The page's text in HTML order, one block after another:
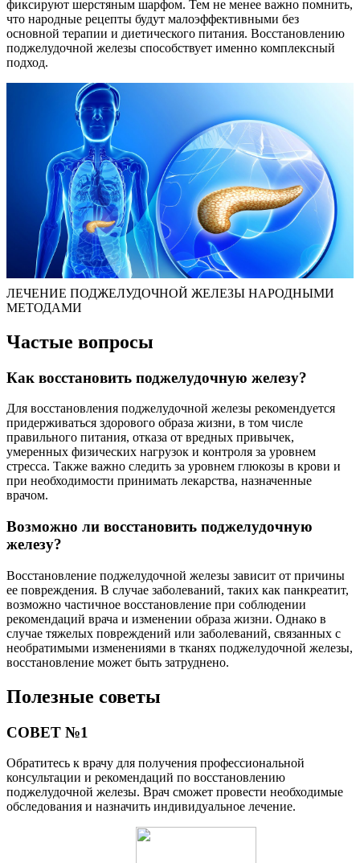
фиксируют шерстяным шарфом. Тем не менее важно помнить,
что народные рецепты будут малоэффективными без
основной терапии и диетического питания. Восстановлению
поджелудочной железы способствует именно комплексный
подход.
ЛЕЧЕНИЕ ПОДЖЕЛУДОЧНОЙ ЖЕЛЕЗЫ НАРОДНЫМИ
МЕТОДАМИ
Частые вопросы
Как восстановить поджелудочную железу?
Для восстановления поджелудочной железы рекомендуется
придерживаться здорового образа жизни, в том числе
правильного питания, отказа от вредных привычек,
умеренных физических нагрузок и контроля за уровнем
стресса. Также важно следить за уровнем глюкозы в крови и
при необходимости принимать лекарства, назначенные
врачом.
Возможно ли восстановить поджелудочную
железу?
Восстановление поджелудочной железы зависит от причины
ее повреждения. В случае заболеваний, таких как панкреатит,
возможно частичное восстановление при соблюдении
рекомендаций врача и изменении образа жизни. Однако в
случае тяжелых повреждений или заболеваний, связанных с
необратимыми изменениями в тканях поджелудочной железы,
восстановление может быть затруднено.
Полезные советы
СОВЕТ №1
Обратитесь к врачу для получения профессиональной
консультации и рекомендаций по восстановлению
поджелудочной железы. Врач сможет провести необходимые
обследования и назначить индивидуальное лечение.